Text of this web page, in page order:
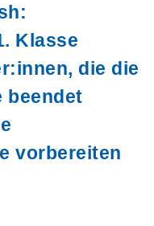
Klasse
die die
beendet
vorbereiten